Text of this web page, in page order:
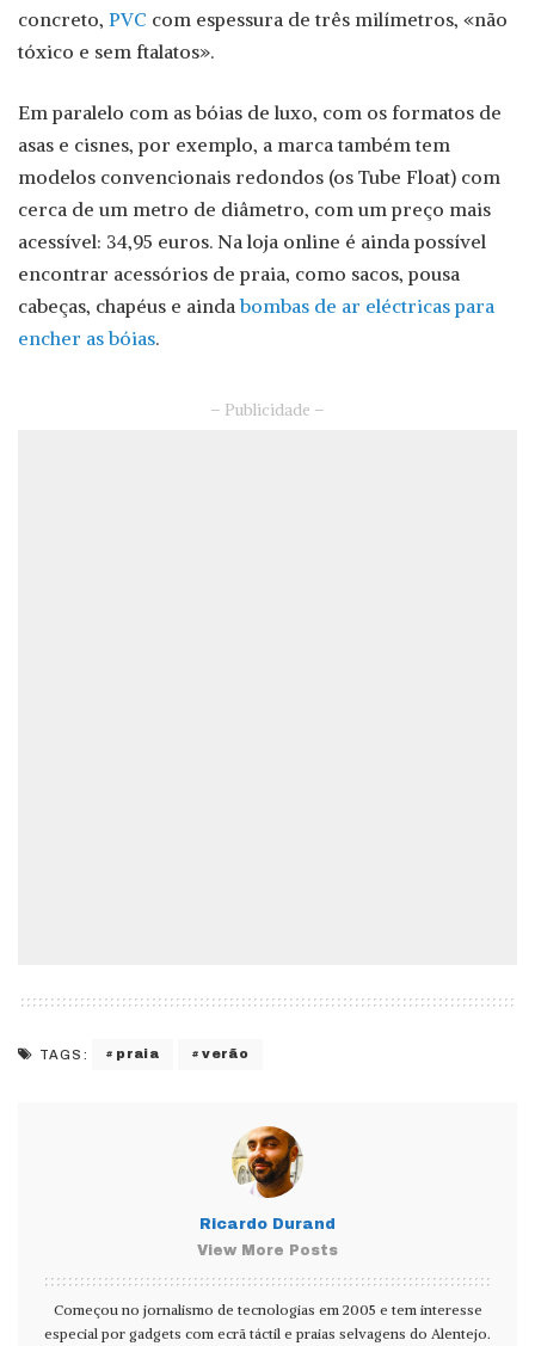
concreto, PVC com espessura de três milímetros, «não
tóxico e sem ftalatos».
Em paralelo com as bóias de luxo, com os formatos de
asas e cisnes, por exemplo, a marca também tem
modelos convencionais redondos (os Tube Float) com
cerca de um metro de diâmetro, com um preço mais
acessível: 34,95 euros. Na loja online é ainda possível
encontrar acessórios de praia, como sacos, pousa
cabeças, chapéus e aindabombas de ar eléctricas para
encher as bóias.
– Publicidade –
TAGS: praia verão
Ricardo Durand
View More Posts
Começou no jornalismo de tecnologias em 2005 e tem interesse
especial por gadgets com ecrã táctil e praias selvagens do Alentejo.